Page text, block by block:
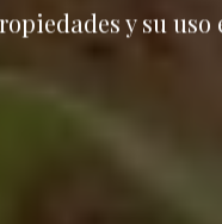
y su uso